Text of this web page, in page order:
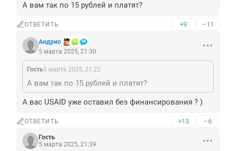
А вам так по 15 рублей и платят?
ОТВЕТИТЬ +9 –11
Андрио
5 марта 2025, 21:30
Гость5 марта 2025, 21:22
А вам так по 15 рублей и платят?
А вас USAID уже оставил без финансирования ? )
ОТВЕТИТЬ +13 –6
Гость
5 марта 2025, 21:39